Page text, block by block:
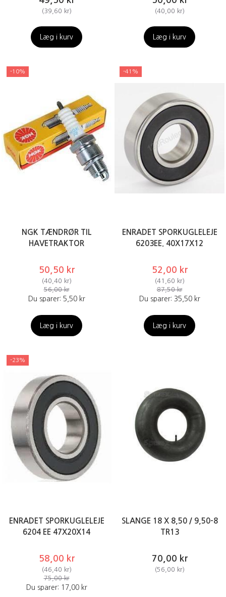
(39,60 kr)
Læg i kurv
(40,00 kr)
Læg i kurv
-10%
NGK TÆNDRØR TIL
HAVETRAKTOR
50,50 kr
(40,40 kr)
56,00 kr
Du sparer: 5,50 kr
Læg i kurv
-41%
ENRADET SPORKUGLELEJE
6203EE. 40X17X12
52,00 kr
(41,60 kr)
87,50 kr
Du sparer: 35,50 kr
Læg i kurv
-23%
ENRADET SPORKUGLELEJE
6204 EE 47X20X14
58,00 kr
(46,40 kr)
75,00 kr
Du sparer: 17,00 kr
SLANGE 18 X 8,50 / 9,50-8
TR13
70,00 kr
(56,00 kr)